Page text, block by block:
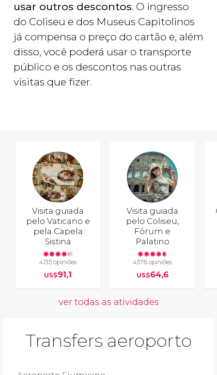
usar outros descontos. O ingresso
do Coliseu e dos Museus Capitolinos
já compensa o preço do cartão e, além
disso, você poderá usar o transporte
público e os descontos nas outras
visitas que fizer.
Visita guiada
pelo Vaticano e
pela Capela
Sistina
4135 opiniões
US$91,1
Visita guiada
pelo Coliseu,
Fórum e
Palatino
4576 opiniões
US$64,6
ver todas as atividades
Transfers aeroporto